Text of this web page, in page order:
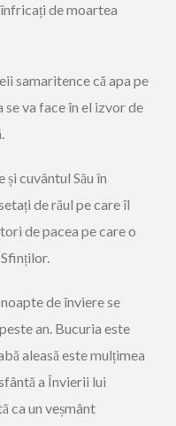
de moartea
samaritence că apa pe
se va face în el izvor de
cuvântul Său în
de răul pe care îl
de pacea pe care o
de înviere se
an. Bucuria este
aleasă este mulțimea
a Învierii lui
ca un veșmânt